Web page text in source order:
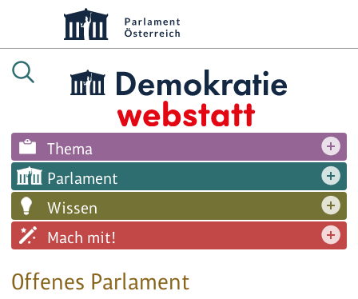
Thema
Parlament
Wissen
Mach mit!
Offenes Parlament